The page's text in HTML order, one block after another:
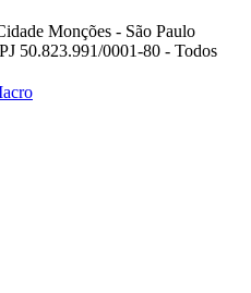
Monções - São Paulo
50.823.991/0001-80 - Todos